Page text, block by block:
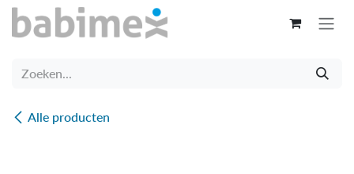
Overslaan naar inhoud
Alle producten